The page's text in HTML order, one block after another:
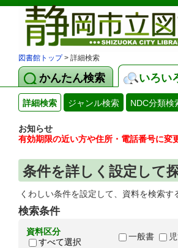
図書館トップ> 詳細検索
かんたん検索 いろい
詳細検索 ジャンル検索 NDC分類検
お知らせ
有効期限の近い方や住所・電話番号に変
条件を詳しく設定して
くわしい条件を設定して、資料を検索す
検索条件
資料区分
すべて選択
一般書